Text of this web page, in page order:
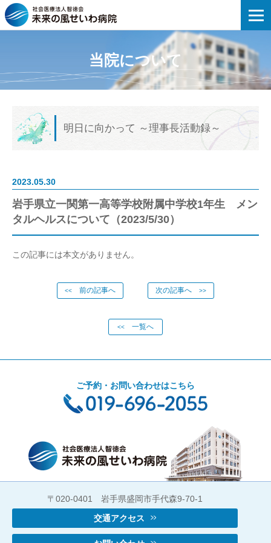
未来の風せいわ病院 | 岩手県立一関第
当院について
明日に向かって ～理事長活動録～
2023.05.30
岩手県立一関第一高等学校附属中学校1年生 メン
タルヘルスについて（2023/5/30）
この記事には本文がありません。
<< 前の記事へ 次の記事へ >>
<< 一覧へ
ご予約・お問い合わせはこちら
〒020-0401 岩手県盛岡市手代森9-70-1
交通アクセス